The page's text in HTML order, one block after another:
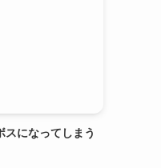
スになってしまう